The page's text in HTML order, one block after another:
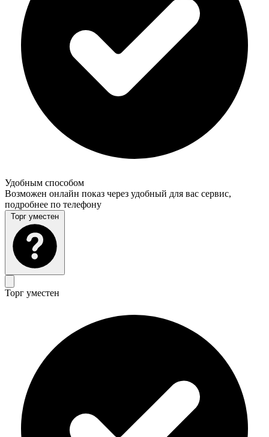
Удобным способом
Возможен онлайн показ через удобный для вас сервис,
подробнее по телефону
Торг уместен
Торг уместен